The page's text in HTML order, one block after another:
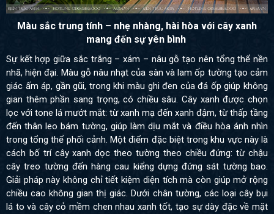
Màu sắc trung tính – nhẹ nhàng, hài hòa với cây xanh
mang đến sự yên bình
Sự kết hợp giữa sắc trắng – xám – nâu gỗ tạo nên tổng thể nền
nhã, hiện đại. Màu gỗ nâu nhạt của sàn và lam ốp tường tạo cảm
giác ấm áp, gần gũi, trong khi màu ghi đen của đá ốp giúp không
gian thêm phần sang trọng, có chiều sâu. Cây xanh được chọn
lọc với tone lá mướt mắt: từ xanh mạ đến xanh đậm, từ thấp tầng
đến thân leo bám tường, giúp làm dịu mắt và điều hòa ánh nhìn
trong tổng thể phối cảnh. Một điểm đặc biệt trong khu vực này là
cách bố trí cây xanh dọc theo tường theo chiều đứng: từ chậu
cây treo tường đến hàng cau kiểng dựng đứng sát tường bao.
Giải pháp này không chỉ tiết kiệm diện tích mà còn giúp mở rộng
chiều cao không gian thị giác. Dưới chân tường, các loại cây bụi
lá to và cây cỏ mềm chen nhau xanh tốt, tạo sự dày đặc về mặt